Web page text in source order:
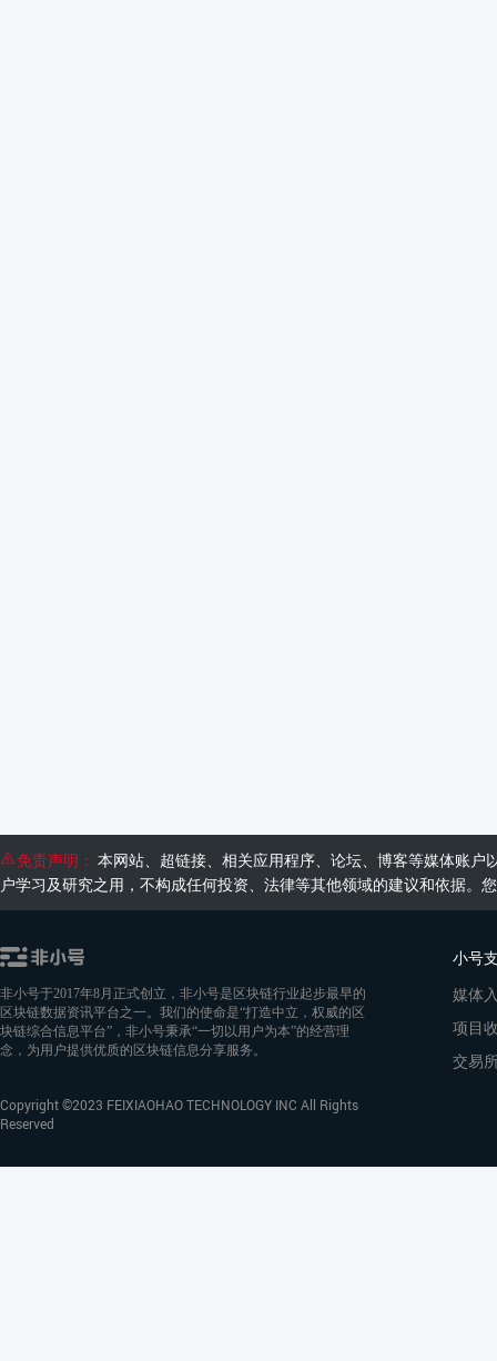
免责声明： 本网站、超链接、相关应用程序、论坛、博客等媒体账
户学习及研究之用，不构成任何投资、法律等其他领域的建议和依据
非小号于2017年8月正式创立，非小号是区块链行业起步最早的
区块链数据资讯平台之一。我们的使命是“打造中立，权威的区
块链综合信息平台”，非小号秉承“一切以用户为本”的经营理
念，为用户提供优质的区块链信息分享服务。
Copyright ©2023 FEIXIAOHAO TECHNOLOGY INC All Rights
Reserved
小号
媒体
项目
交易